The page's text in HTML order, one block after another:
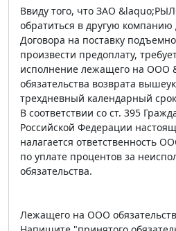
Ввиду того, что ЗАО
обратиться в другую
Договора на поставку
произвести предоплату,
исполнение лежащего на
обязательства возврата
трехдневный календарный
В соответствии со ст. 395
Российской Федерации
налагается ответственность
по уплате процентов за
обязательства.
Лежащего на ООО